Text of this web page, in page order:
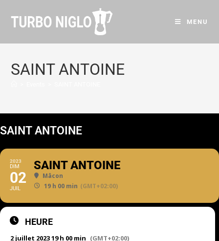
MENU
SAINT ANTOINE
SAINT ANTOINE
2023
DIM
02
JUIL
SAINT ANTOINE
Mâcon
19 h 00 min (GMT+02:00)
HEURE
2 juillet 2023 19 h 00 min (GMT+02:00)